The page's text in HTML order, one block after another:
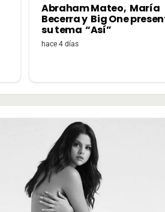
Abraham Mateo, María
Becerra y Big One
su tema “Así”
hace 4 días